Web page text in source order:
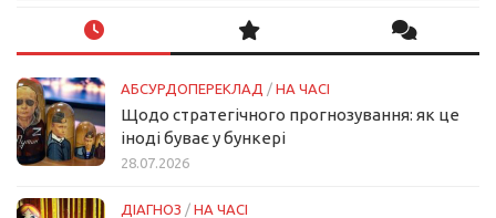
АБСУРДОПЕРЕКЛАД / НА ЧАСІ
Щодо стратегічного прогнозування: як це
іноді буває у бункері
28.07.2026
ДІАГНОЗ / НА ЧАСІ